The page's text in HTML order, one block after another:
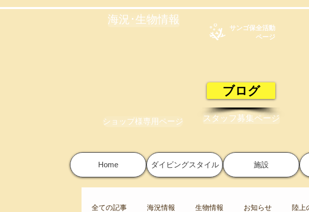
海況･生物情報
サンゴ保全活動​
ページ
ブログ
ショップ様専用ページ スタッフ募集ページ
Home ダイビングスタイル 施設
全ての記事 海況情報 生物情報 お知らせ 陸上